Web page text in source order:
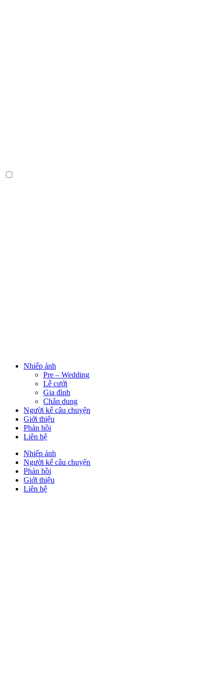
Nhiếp ảnh
Pre – Wedding
Lễ cưới
Gia đình
Chân dung
Người kể câu chuyện
Giới thiệu
Phản hồi
Liên hệ
Nhiếp ảnh
Người kể câu chuyện
Phản hồi
Giới thiệu
Liên hệ